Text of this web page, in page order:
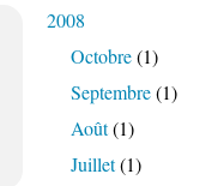
2008
Octobre(1)
Septembre(1)
Août(1)
Juillet(1)